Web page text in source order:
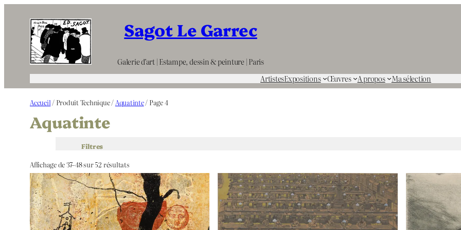
contenu
Sagot Le Garrec
Galerie d’art | Estampe, dessin & peinture | Paris
ArtistesExpositions Œuvres A propos Ma sélection
Accueil / Produit Technique / Aquatinte/ Page 4
Aquatinte
Filtres
Affichage de 37–48 sur 52 résultats